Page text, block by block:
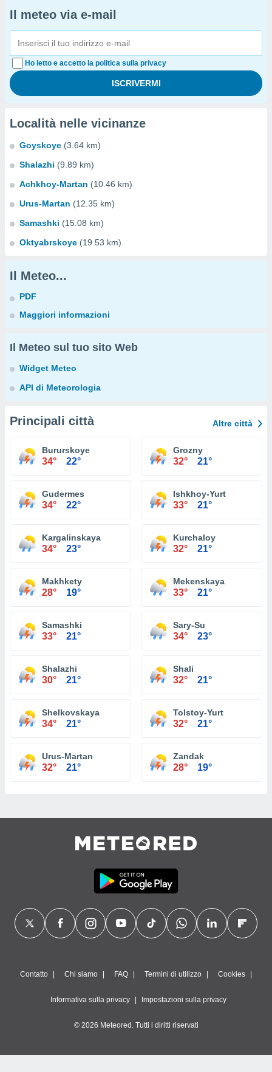
Il meteo via e-mail
Ho letto e accetto la politica sulla privacy
Località nelle vicinanze
Goyskoye (3.64 km)
Shalazhi (9.89 km)
Achkhoy-Martan (10.46 km)
Urus-Martan (12.35 km)
Samashki (15.08 km)
Oktyabrskoye (19.53 km)
Il Meteo...
PDF
Maggiori informazioni
Il Meteo sul tuo sito Web
Widget Meteo
API di Meteorologia
Principali città Altre città
Bururskoye
34° 22°
Grozny
32° 21°
Gudermes
34° 22°
Ishkhoy-Yurt
33° 21°
Kargalinskaya
34° 23°
Kurchaloy
32° 21°
Makhkety
28° 19°
Mekenskaya
33° 21°
Samashki
33° 21°
Sary-Su
34° 23°
Shalazhi
30° 21°
Shali
32° 21°
Shelkovskaya
34° 21°
Tolstoy-Yurt
32° 21°
Urus-Martan
32° 21°
Zandak
28° 19°
Contatto Chi siamo FAQ Termini di utilizzo Cookies
Informativa sulla privacy Impostazioni sulla privacy
© 2026 Meteored. Tutti i diritti riservati